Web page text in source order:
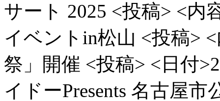
サート 2025 <投稿> <内
イベントin松山 <投稿>
祭」開催 <投稿> <日付
イドーPresents 名古屋